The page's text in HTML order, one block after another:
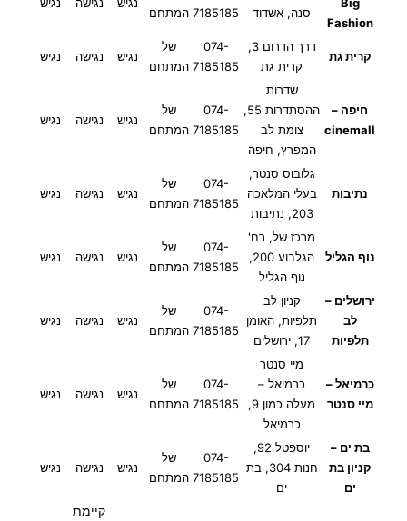
Fashion
סנה, אשדוד
7185185 המתחם
קרית גת
דרך הדרום 3,
קרית גת
074-
7185185
של
המתחם
נגיש נגישה נגיש
חיפה –
cinemall
שדרות
ההסתדרות 55,
צומת לב
המפרץ, חיפה
074-
7185185
של
המתחם
נגיש נגישה נגיש
נתיבות
גלובוס סנטר,
בעלי המלאכה
203, נתיבות
074-
7185185
של
המתחם
נגיש נגישה נגיש
נוף הגליל
מרכז של, רח'
הגלבוע 200,
נוף הגליל
074-
7185185
של
המתחם
נגיש נגישה נגיש
ירושלים –
לב
תלפיות
קניון לב
תלפיות, האומן
17, ירושלים
074-
7185185
של
המתחם
נגיש נגישה נגיש
כרמיאל –
מיי סנטר
מיי סנטר
כרמיאל –
מעלה כמון 9,
כרמיאל
074-
7185185
של
המתחם
נגיש נגישה נגיש
בת ים –
קניון בת
ים
יוספטל 92,
חנות 304, בת
ים
074-
7185185
של
המתחם
נגיש נגישה נגיש
קיימת